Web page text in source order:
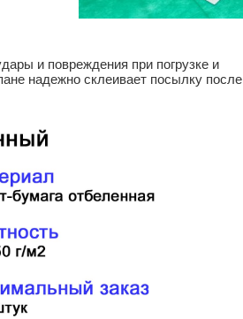
и повреждения при погрузке и
надежно склеивает посылку после